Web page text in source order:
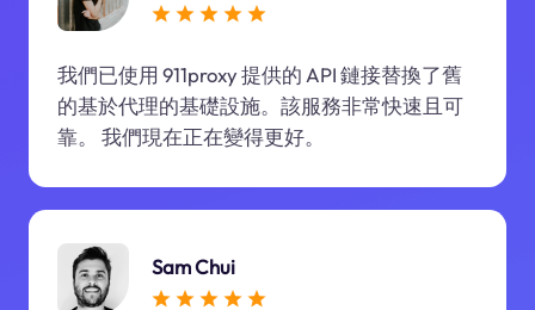
我們已使用 911proxy 提供的 API 鏈接替換了舊
的基於代理的基礎設施。該服務非常快速且可
靠。 我們現在正在變得更好。
Sam Chui